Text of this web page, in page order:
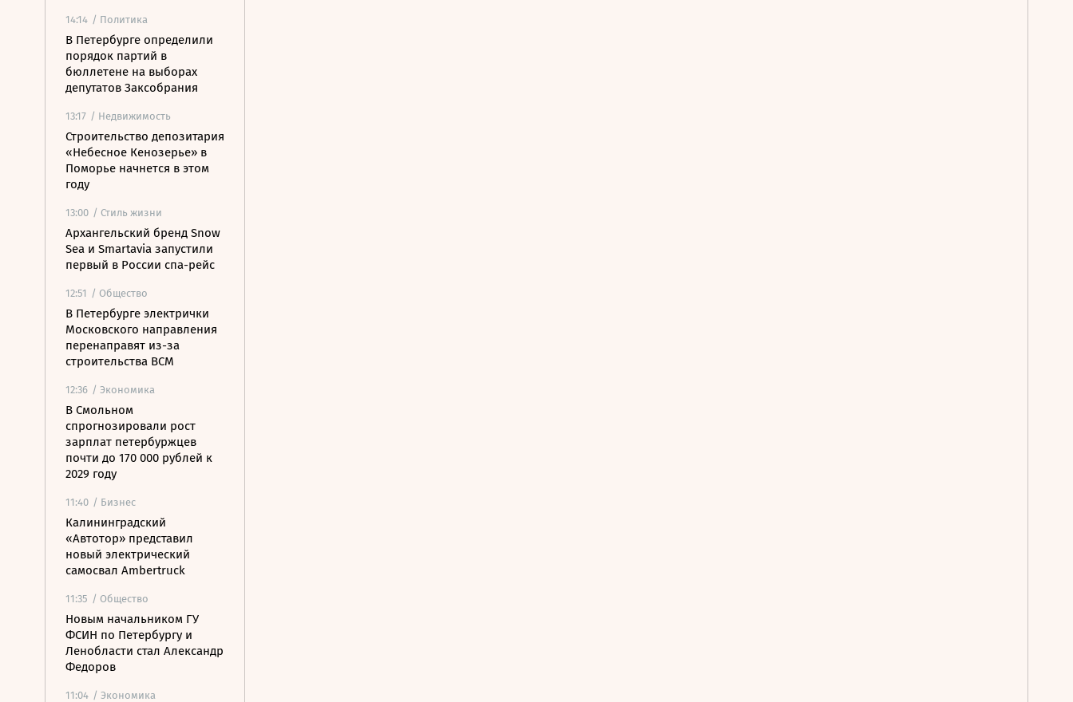
14:14 / Политика
В Петербурге определили
порядок партий в
бюллетене на выборах
депутатов Заксобрания
13:17 / Недвижимость
Строительство депозитария
«Небесное Кенозерье» в
Поморье начнется в этом
году
13:00 / Стиль жизни
Архангельский бренд Snow
Sea и Smartavia запустили
первый в России спа-рейс
12:51 / Общество
В Петербурге электрички
Московского направления
перенаправят из-за
строительства ВСМ
12:36 / Экономика
В Смольном
спрогнозировали рост
зарплат петербуржцев
почти до 170 000 рублей к
2029 году
11:40 / Бизнес
Калининградский
«Автотор» представил
новый электрический
самосвал Ambertruck
11:35 / Общество
Новым начальником ГУ
ФСИН по Петербургу и
Ленобласти стал Александр
Федоров
11:04 / Экономика